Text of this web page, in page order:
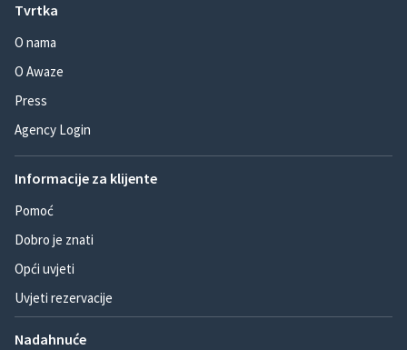
Tvrtka
O nama
O Awaze
Press
Agency Login
Informacije za klijente
Pomoć
Dobro je znati
Opći uvjeti
Uvjeti rezervacije
Nadahnuće